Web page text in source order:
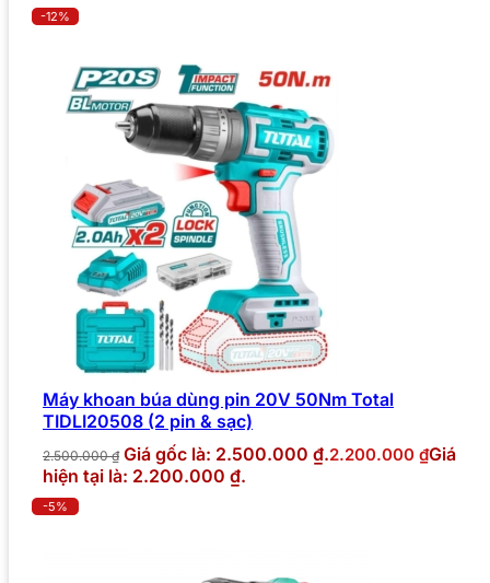
-12%
Máy khoan búa dùng pin 20V 50Nm Total
TIDLI20508 (2 pin & sạc)
2.500.000₫ Giá gốc là: 2.500.000 ₫.2.200.000 ₫Giá
hiện tại là: 2.200.000 ₫.
-5%